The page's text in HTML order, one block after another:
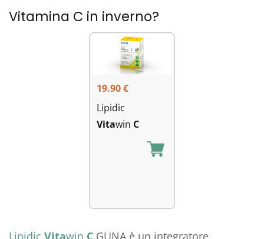
Vitamina C in inverno?
19.90€
Lipidic
Vitawin C
Lipidic Vitawin C GUNA è un integratore